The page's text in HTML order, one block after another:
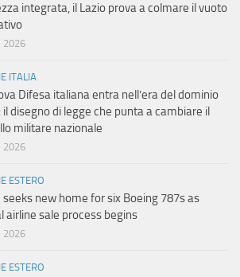
integrata, il Lazio prova a colmare il vuoto
2026
ITALIA
Difesa italiana entra nell’era del dominio
il disegno di legge che punta a cambiare il
militare nazionale
2026
ESTERO
seeks new home for six Boeing 787s as
airline sale process begins
2026
ESTERO